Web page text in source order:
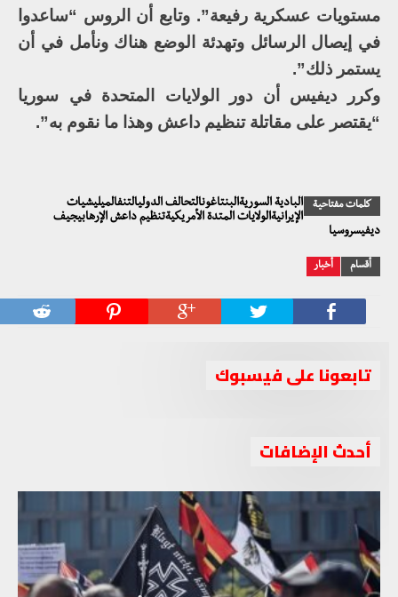
مستويات عسكرية رفيعة”. وتابع أن الروس “ساعدوا
في إيصال الرسائل وتهدئة الوضع هناك ونأمل في أن
يستمر ذلك”.
وكرر ديفيس أن دور الولايات المتحدة في سوريا
“يقتصر على مقاتلة تنظيم داعش وهذا ما نقوم به”.
كلمات مفتاحية
البادية السوريةالبنتاغونالتحالف الدوليالتنفالميليشيات
الإيرانيةالولايات المتدة الأمريكيةتنظيم داعش الإرهابيجيف
ديفيسروسيا
أقسام أخبار
تابعونا على فيسبوك
أحدث الإضافات